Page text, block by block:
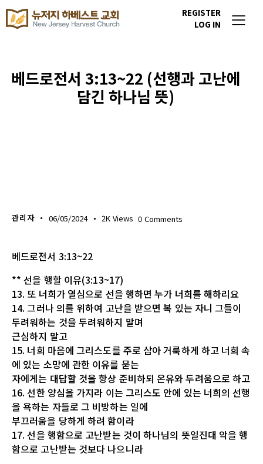
REGISTER
LOG IN
베드로전서 3:13~22 (선행과 고난에
담긴 하나님 뜻)
관리자 06/05/2024 2K Views 0 Comments
베드로전서 3:13~22
** 선을 행할 이유(3:13~17)
13. 또 너희가 열심으로 선을 행하면 누가 너희를 해하리요
14. 그러나 의를 위하여 고난을 받으면 복 있는 자니 그들이
두려워하는 것을 두려워하지 말며
근심하지 말고
15. 너희 마음에 그리스도를 주로 삼아 거룩하게 하고 너희 속
에 있는 소망에 관한 이유를 묻는
자에게는 대답할 것을 항상 준비하되 온유와 두려움으로 하고
16. 선한 양심을 가지라 이는 그리스도 안에 있는 너희의 선행
을 욕하는 자들로 그 비방하는 일에
부끄러움을 당하게 하려 함이라
17. 선을 행함으로 고난받는 것이 하나님의 뜻일진대 악을 행
함으로 고난받는 것보다 나으니라